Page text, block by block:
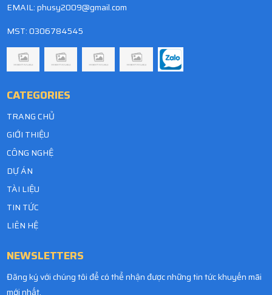
EMAIL:phusy2009@gmail.com
MST: 0306784545
CATEGORIES
TRANG CHỦ
GIỚI THIỆU
CÔNG NGHỆ
DỰ ÁN
TÀI LIỆU
TIN TỨC
LIÊN HỆ
NEWSLETTERS
Đăng ký với chúng tôi để có thể nhận được những tin tức khuyến mãi
mới nhất.